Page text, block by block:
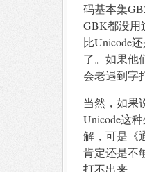
码基本集
GBK都没用
比Unicode
了。如果他
会老遇到字
当然，如果
Unicode这
解，可是《
肯定还是不
打不出来。